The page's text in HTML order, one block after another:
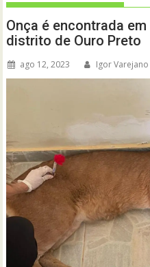
Onça é encontrada
distrito de Ouro Preto
ago 12, 2023 Igor Varejano